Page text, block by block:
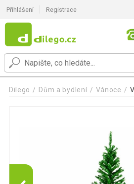
Přihlášení Registrace
Dilego Dům a bydlení Vánoce